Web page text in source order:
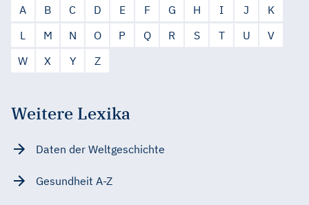
A B C D E F G H I J
K
L
M N O P Q R S T U
V
W
X Y Z
Weitere Lexika
Daten der Weltgeschichte
Gesundheit A-Z